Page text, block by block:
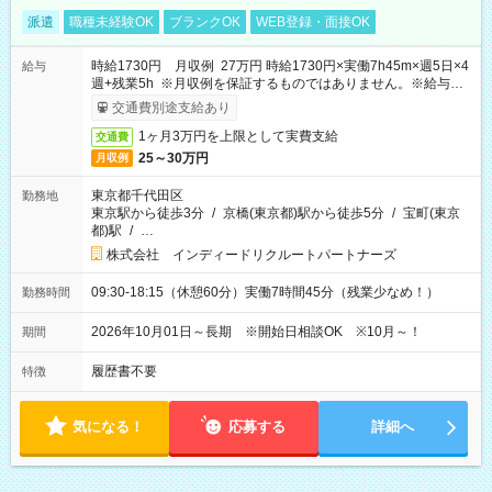
派遣 職種未経験OK ブランクOK WEB登録・面接OK
給与
時給1730円 月収例 27万円 時給1730円×実働7h45m×週5日×4
週+残業5h ※月収例を保証するものではありません。※給与即
受取りサービス利用可（利用条件有）
交通費別途支給あり
交通費 1ヶ月3万円を上限として実費支給
月収例 25～30万円
勤務地
東京都千代田区
東京駅から徒歩3分 / 京橋(東京都)駅から徒歩5分 / 宝町(東京
都)駅 / …
株式会社 インディードリクルートパートナーズ
勤務時間 09:30-18:15（休憩60分）実働7時間45分（残業少なめ！）
期間 2026年10月01日～長期 ※開始日相談OK ※10月～！
特徴 履歴書不要
気になる！ 応募する 詳細へ